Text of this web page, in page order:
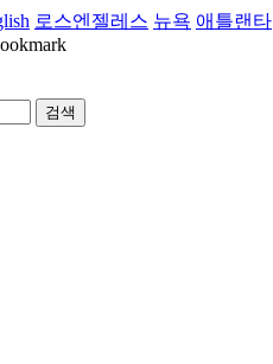
로스엔젤레스 뉴욕 애틀랜타